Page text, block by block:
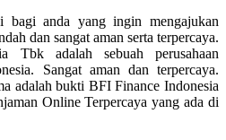
bagi anda yang ingin mengajukan
dan sangat aman serta terpercaya.
Tbk adalah sebuah perusahaan
Sangat aman dan terpercaya.
adalah bukti BFI Finance Indonesia
Online Terpercaya yang ada di